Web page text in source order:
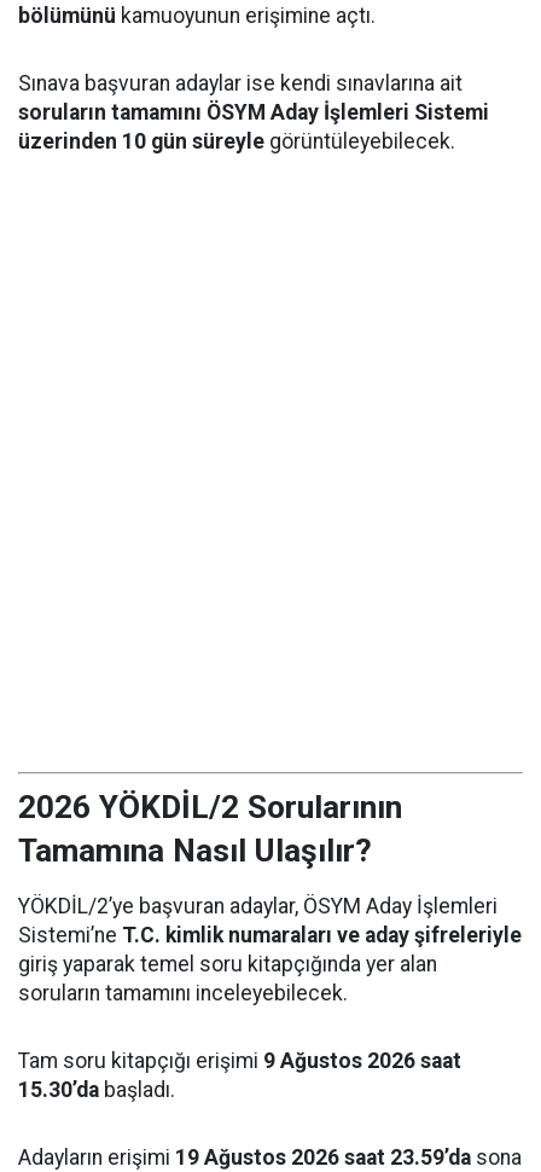
bölümünü kamuoyunun erişimine açtı.
Sınava başvuran adaylar ise kendi sınavlarına ait
soruların tamamını ÖSYM Aday İşlemleri Sistemi
üzerinden 10 gün süreyle görüntüleyebilecek.
2026 YÖKDİL/2 Sorularının
Tamamına Nasıl Ulaşılır?
YÖKDİL/2’ye başvuran adaylar, ÖSYM Aday İşlemleri
Sistemi’ne T.C. kimlik numaraları ve aday şifreleriyle
giriş yaparak temel soru kitapçığında yer alan
soruların tamamını inceleyebilecek.
Tam soru kitapçığı erişimi 9 Ağustos 2026 saat
15.30’da başladı.
Adayların erişimi 19 Ağustos 2026 saat 23.59’da sona